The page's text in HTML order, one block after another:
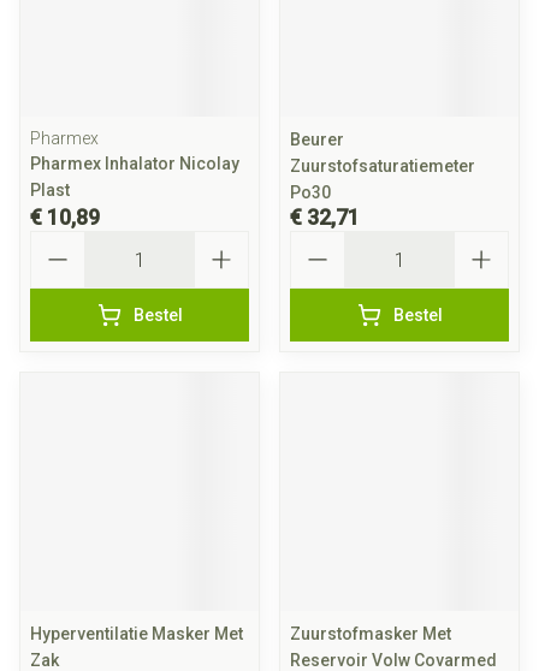
Pharmex
Pharmex Inhalator Nicolay
Plast
€ 10,89
Bestel
Beurer
Zuurstofsaturatiemeter
Po30
€ 32,71
Bestel
Hyperventilatie Masker Met
Zak
Zuurstofmasker Met
Reservoir Volw Covarmed